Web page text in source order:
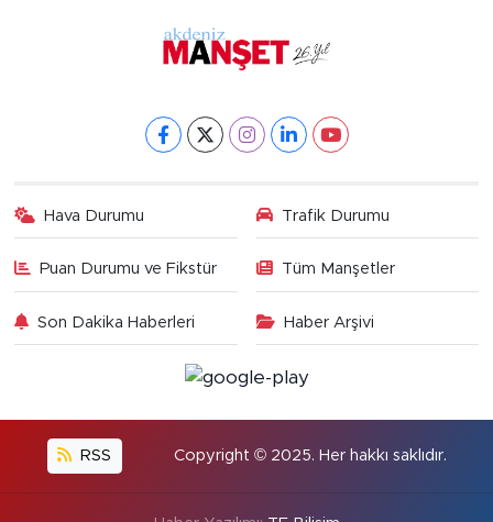
Hava Durumu Trafik Durumu
Puan Durumu ve Fikstür Tüm Manşetler
Son Dakika Haberleri Haber Arşivi
RSS Copyright © 2025. Her hakkı saklıdır.